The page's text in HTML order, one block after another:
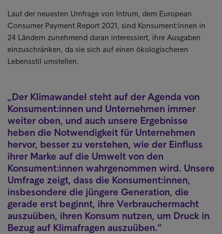
Laut der neuesten Umfrage von Intrum, dem European
Consumer Payment Report 2021, sind Konsument:innen in
24 Ländern zunehmend daran interessiert, ihre Ausgaben
einzuschränken, da sie sich auf einen ökologischeren
Lebensstil umstellen.
Der Klimawandel steht auf der Agenda von
Konsument:innen und Unternehmen immer
weiter oben, und auch unsere Ergebnisse
heben die Notwendigkeit für Unternehmen
hervor, besser zu verstehen, wie der Einfluss
ihrer Marke auf die Umwelt von den
Konsument:innen wahrgenommen wird. Unsere
Umfrage zeigt, dass die Konsument:innen,
insbesondere die jüngere Generation, die
gerade erst beginnt, ihre Verbrauchermacht
auszuüben, ihren Konsum nutzen, um Druck in
Bezug auf Klimafragen auszuüben.